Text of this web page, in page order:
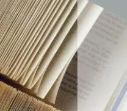
微積分(商管)
財務管理
商業統計
管理資訊系統
電子商務
📛理工｜熱門科目